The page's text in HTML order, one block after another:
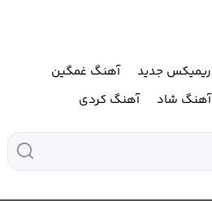
ریمیکس جدید
آهنگ غمگین
آهنگ شاد آهنگ کردی